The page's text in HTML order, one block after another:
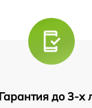
Гарантия до 3-х